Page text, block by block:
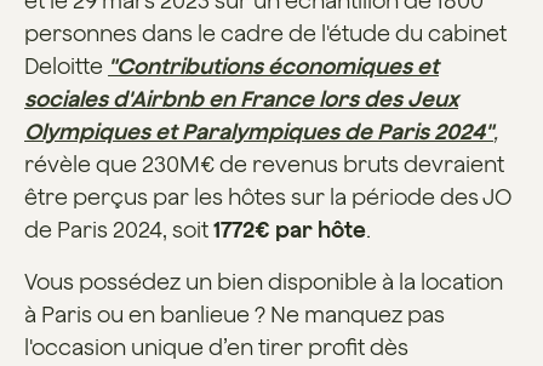
personnes dans le cadre de l'étude du cabinet
Deloitte "Contributions économiques et
sociales d'Airbnb en France lors des Jeux
Olympiques et Paralympiques de Paris 2024",
révèle que 230M€ de revenus bruts devraient
être perçus par les hôtes sur la période des JO
de Paris 2024, soit1772€ par hôte.
Vous possédez un bien disponible à la location
à Paris ou en banlieue ? Ne manquez pas
l'occasion unique d’en tirer profit dès